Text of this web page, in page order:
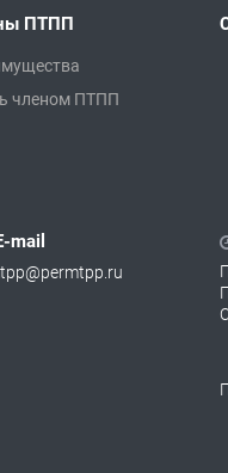
ПТПП
членом ПТПП
mail